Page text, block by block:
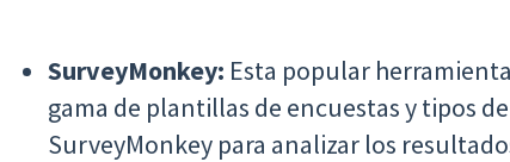
SurveyMonkey: Esta popular
gama de plantillas de encuestas y tipos
SurveyMonkey para analizar los